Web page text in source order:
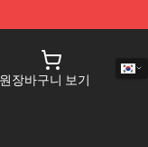
장바구니 보기